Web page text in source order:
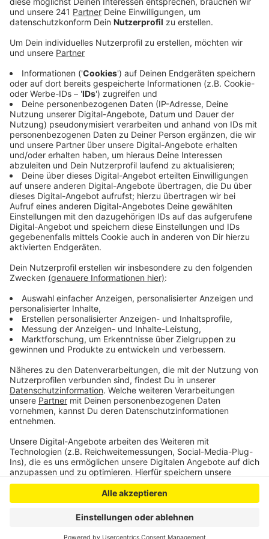
Anzeige
Grund dafür ist, dass bisheriger Stammkeeper Marvin
Schwäbe nicht mit in die zweite Liga gehen möchte. Er
schaut sich schon nach neuen Vereinen um.
"Wir haben einen hochtalentierten
Nachwuchstorwart, der wahrscheinlich einer der
talentiertesten überhaupt im deutschen Fußball
ist - mit Jonas Urbig." - Christian Keller,
Sportchef 1. FC Köln
Der Effzeh darf aufgrund einer Transfersperre keine
neuen Spieler verpflichten, deshalb setzen die
Verantwortlichen vor allem auf die Jugend. Urbig ist
2019 deutscher B-Jugend-Meister geworden.
Anschließend wurde er zu verschiedenen Zweitliga-
Vereinen ausgeliehen und war zum Beispiel beim SSV
Jahn Regensburg Stammspieler.
Anzeige